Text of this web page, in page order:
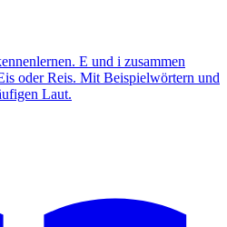
E und i zusammen
oder Reis. Mit Beispielwörtern und
Laut.